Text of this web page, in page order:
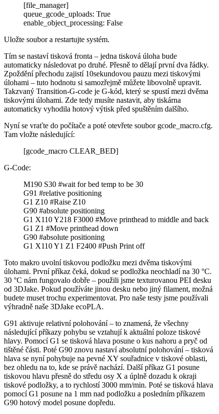
[file_manager]
queue_gcode_uploads: True
enable_object_processing: False
Uložte soubor a restartujte systém.
Tím se nastaví tisková fronta – jedna tisková úloha bude
automaticky následovat po druhé. Přesně to dělají první dva řádky.
Zpoždění přechodu zajistí 10sekundovou pauzu mezi tiskovými
úlohami – tuto hodnotu si samozřejmě můžete libovolně upravit.
Takzvaný Transition-G-code je G-kód, který se spustí mezi dvěma
tiskovými úlohami. Zde tedy musíte nastavit, aby tiskárna
automaticky vyhodila hotový výtisk před spuštěním dalšího.
Nyní se vraťte do počítače a poté otevřete soubor gcode_macro.cfg.
Tam vložte následující:
[gcode_macro CLEAR_BED]
G-Code:
M190 S30 #wait for bed temp to be 30
G91 #relative positioning
G1 Z10 #Raise Z10
G90 #absolute positioning
G1 X110 Y218 F3000 #Move printhead to middle and back
G1 Z1 #Move printhead down
G90 #absolute positioning
G1 X110 Y1 Z1 F2400 #Push Print off
Toto makro uvolní tiskovou podložku mezi dvěma tiskovými
úlohami. První příkaz čeká, dokud se podložka neochladí na 30 °C.
30 °C nám fungovalo dobře – použili jsme texturovanou PEI desku
od 3DJake. Pokud používáte jinou desku nebo jiný filament, možná
budete muset trochu experimentovat. Pro naše testy jsme používali
výhradně naše 3DJake ecoPLA.
G91 aktivuje relativní polohování – to znamená, že všechny
následující příkazy pohybu se vztahují k aktuální poloze tiskové
hlavy. Pomocí G1 se tisková hlava posune o kus nahoru a pryč od
tištěné části. Poté G90 znovu nastaví absolutní polohování – tisková
hlava se nyní pohybuje na pevné XY souřadnice v tiskové oblasti,
bez ohledu na to, kde se právě nachází. Další příkaz G1 posune
tiskovou hlavu přesně do středu osy X a úplně dozadu k okraji
tiskové podložky, a to rychlostí 3000 mm/min. Poté se tisková hlava
pomocí G1 posune na 1 mm nad podložku a posledním příkazem
G90 hotový model posune dopředu.